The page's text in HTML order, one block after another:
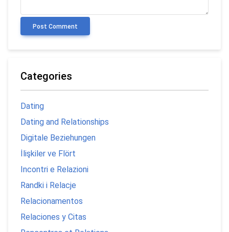
Post Comment
Categories
Dating
Dating and Relationships
Digitale Beziehungen
İlişkiler ve Flört
Incontri e Relazioni
Randki i Relacje
Relacionamentos
Relaciones y Citas